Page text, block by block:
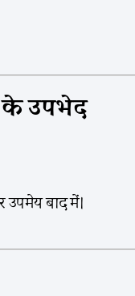
के उपभेद
बाद में।